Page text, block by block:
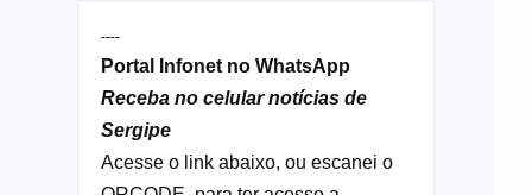
----
Portal Infonet no WhatsApp
Receba no celular notícias de
Sergipe
Acesse o link abaixo, ou escanei o